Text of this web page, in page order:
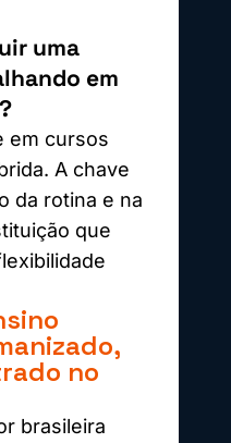
uma
em
em cursos
A chave
da rotina e na
que
no
brasileira